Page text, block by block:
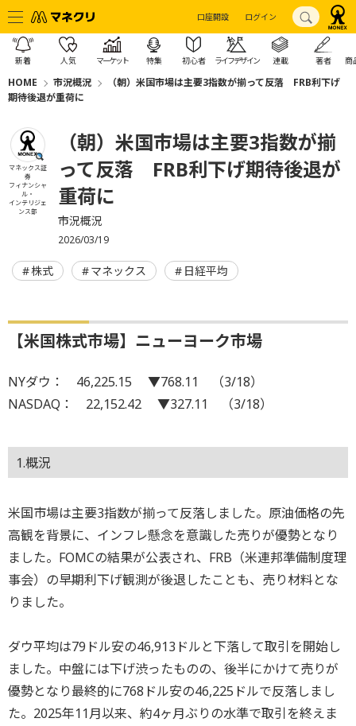
口座開設 ログイン
新着 人気 マーケット 特集 初心者 ライフデザイン 連載 著者 商
HOME 市況概況
（朝）米国市場は主要3指数が揃って反落 FRB利下げ
期待後退が重荷に
マネックス証
券
フィナンシャ
ル・
インテリジェ
ンス部
（朝）米国市場は主要3指数が揃
って反落 FRB利下げ期待後退が
重荷に
市況概況
2026/03/19
株式 マネックス 日経平均
【米国株式市場】ニューヨーク市場
NYダウ： 46,225.15 ▼768.11 （3/18）
NASDAQ： 22,152.42 ▼327.11 （3/18）
1.概況
米国市場は主要3指数が揃って反落しました。原油価格の先
高観を背景に、インフレ懸念を意識した売りが優勢となり
ました。FOMCの結果が公表され、FRB（米連邦準備制度理
事会）の早期利下げ観測が後退したことも、売り材料とな
りました。
ダウ平均は79ドル安の46,913ドルと下落して取引を開始し
ました。中盤には下げ渋ったものの、後半にかけて売りが
優勢となり最終的に768ドル安の46,225ドルで反落しまし
た。2025年11月以来、約4ヶ月ぶりの水準で取引を終えま